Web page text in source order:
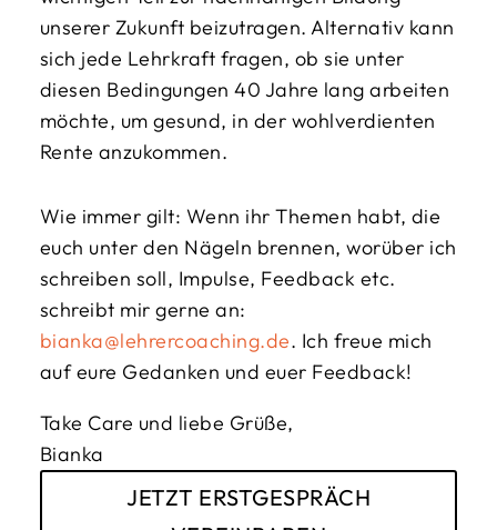
unserer Zukunft beizutragen. Alternativ kann
sich jede Lehrkraft fragen, ob sie unter
diesen Bedingungen 40 Jahre lang arbeiten
möchte, um gesund, in der wohlverdienten
Rente anzukommen.
Wie immer gilt: Wenn ihr Themen habt, die
euch unter den Nägeln brennen, worüber ich
schreiben soll, Impulse, Feedback etc.
schreibt mir gerne an:
bianka@lehrercoaching.de. Ich freue mich
auf eure Gedanken und euer Feedback!
Take Care und liebe Grüße,
Bianka
JETZT ERSTGESPRÄCH